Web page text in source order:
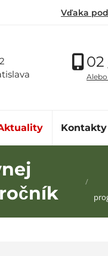
Vďaka
02
Kontakty